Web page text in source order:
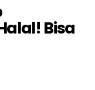
Bisa